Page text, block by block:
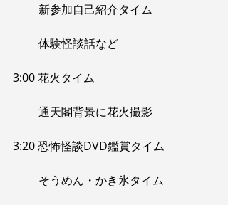
         新参加自己紹介タイム
         体験怪談話など
3:00 花火タイム
         通天閣背景に花火撮影
3:20 恐怖怪談DVD鑑賞タイム
         そうめん・かき氷タイム